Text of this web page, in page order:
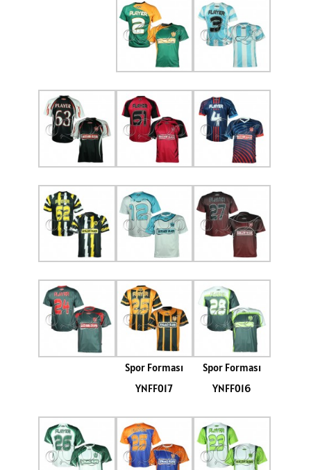
Spor Forması
YNFF017
Spor Forması
YNFF016